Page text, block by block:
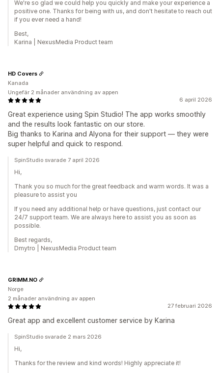
We're so glad we could help you quickly and make your experience a
positive one. Thanks for being with us, and don't hesitate to reach out
if you ever need a hand!
Best,
Karina | NexusMedia Product team
6 april 2026
Great experience using Spin Studio! The app works smoothly
and the results look fantastic on our store.
Big thanks to Karina and Alyona for their support — they were
super helpful and quick to respond.
HD Covers
Kanada
Ungefär 2 månader användning av appen
SpinStudio svarade 7 april 2026
Hi,
Thank you so much for the great feedback and warm words. It was a
pleasure to assist you
If you need any additional help or have questions, just contact our
24/7 support team. We are always here to assist you as soon as
possible.
Best regards,
Dmytro | NexusMedia Product team
27 februari 2026
Great app and excellent customer service by Karina
GRIMM.NO
Norge
2 månader användning av appen
SpinStudio svarade 2 mars 2026
Hi,
Thanks for the review and kind words! Highly appreciate it!